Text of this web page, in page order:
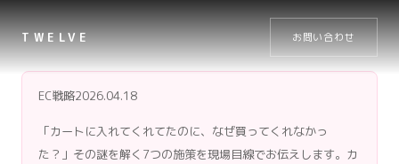
TWELVE お問い合わせ
EC戦略2026.04.18
「カートに入れてくれてたのに、なぜ買ってくれなかっ
た？」その謎を解く7つの施策を現場目線でお伝えします。カ